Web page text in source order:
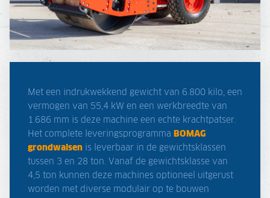
Met een indrukwekkend gewicht van 6.800 kilo, een
vermogen van 55,4 kW en een werkbreedte van
1.686 mm is deze machine een echte krachtpatser.
Het complete leveringsprogramma BOMAG
grondwalsen is leverbaar in de gewichtsklassen
tussen 3 en 28 ton. Vanaf de gewichtsklasse van
4,5 ton kunnen deze machines optioneel uitgerust
worden met diverse modulair op te bouwen